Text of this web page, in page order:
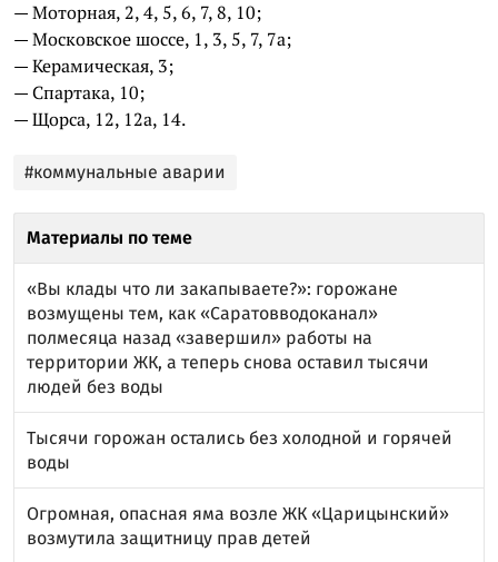
— Моторная, 2, 4, 5, 6, 7, 8, 10;
— Московское шоссе, 1, 3, 5, 7, 7а;
— Керамическая, 3;
— Спартака, 10;
— Щорса, 12, 12а, 14.
#коммунальные аварии
Материалы по теме
«Вы клады что ли закапываете?»: горожане
возмущены тем, как «Саратовводоканал»
полмесяца назад «завершил» работы на
территории ЖК, а теперь снова оставил тысячи
людей без воды
Тысячи горожан остались без холодной и горячей
воды
Огромная, опасная яма возле ЖК «Царицынский»
возмутила защитницу прав детей